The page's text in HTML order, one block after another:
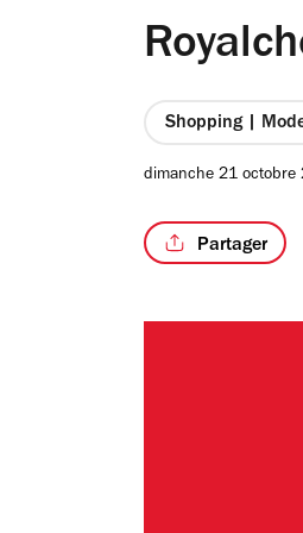
Shopping |
dimanche 21 octobre
Partager